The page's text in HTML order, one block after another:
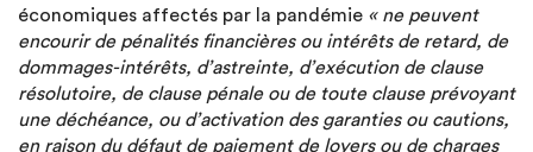
économiques affectés par la pandémie « ne peuvent
encourir de pénalités financières ou intérêts de retard, de
dommages-intérêts, d’astreinte, d’exécution de clause
résolutoire, de clause pénale ou de toute clause prévoyant
une déchéance, ou d’activation des garanties ou cautions,
en raison du défaut de paiement de loyers ou de charges